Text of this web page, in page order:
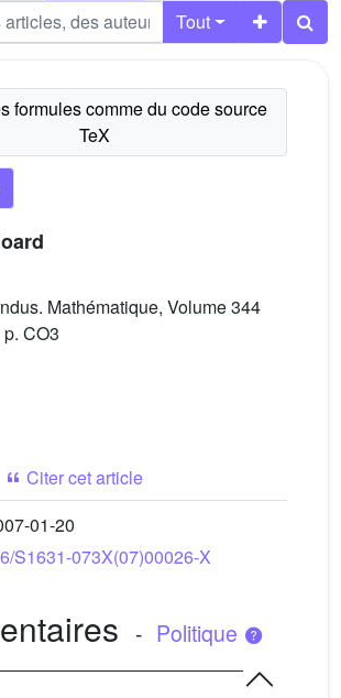
Tout
Mathématique, Volume 344
CO3
Citer cet article
01-20
S1631-073X(07)00026-X
- Politique